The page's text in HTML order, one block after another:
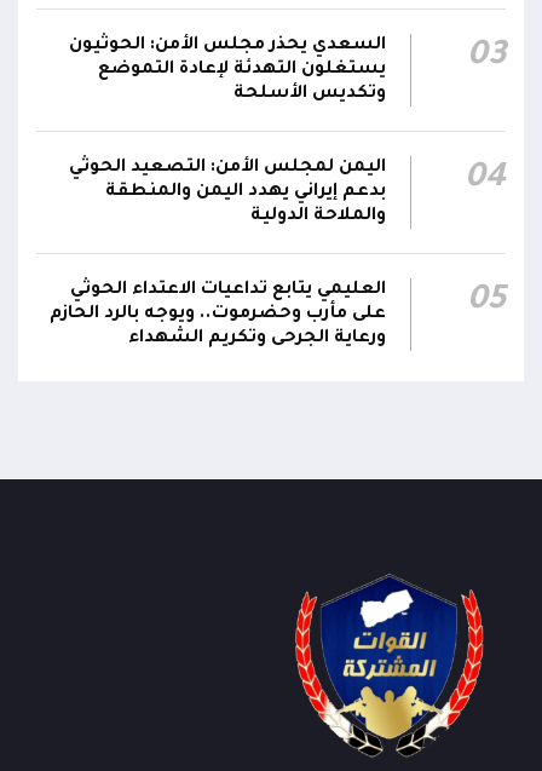
03
السعدي يحذر مجلس الأمن: الحوثيون
يستغلون التهدئة لإعادة التموضع
وتكديس الأسلحة
04
اليمن لمجلس الأمن: التصعيد الحوثي
بدعم إيراني يهدد اليمن والمنطقة
والملاحة الدولية
05
العليمي يتابع تداعيات الاعتداء الحوثي
على مأرب وحضرموت.. ويوجه بالرد الحازم
ورعاية الجرحى وتكريم الشهداء